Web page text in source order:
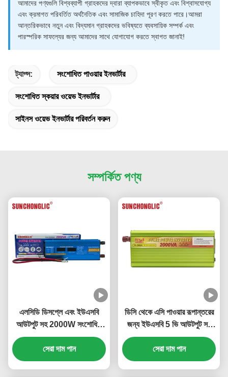
আমাদের পণ্যগুলি বিশ্বব্যাপী গ্রাহকদের দ্বারা ব্যাপকভাবে স্বীকৃত এবং বিশ্বাসযোগ্য
এবং ক্রমাগত পরিবর্তিত অর্থনৈতিক এবং সামাজিক চাহিদা পূরণ করতে পারে।আমরা
আন্তরিকভাবে নতুন এবং বিদ্যমান গ্রাহকদের ভবিষ্যতে ব্যবসায়িক সম্পর্ক এবং
পারস্পরিক সাফল্যের জন্য আমাদের সাথে যোগাযোগ করতে স্বাগত জানাই!
ট্যাগ্স: সংশোধিত পাওয়ার ইনভার্টার
সংশোধিত স্কয়ার ওয়েভ ইনভার্টার
সাইনস ওয়েভ ইনভার্টার পরিবর্তন করুন
সম্পর্কিত পণ্য
এলসিডি ডিসপ্লে এবং ইউএসবি
আউটপুট সহ 2000W সংশোধিত
সাইন ওয়েভ পাওয়ার ইনভার্টার ডিসি
12 ভি থেকে এসি 220 ভি
সেরা দাম পান
ডিসি থেকে এসি পাওয়ার রূপান্তরের
জন্য ইউএসবি 5 ভি আউটপুট সহ
2000 ভিএ সংশোধিত সাইন ওয়েভ
ইনভার্টার
সেরা দাম পান